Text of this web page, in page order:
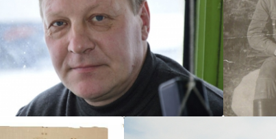
костя67
друг